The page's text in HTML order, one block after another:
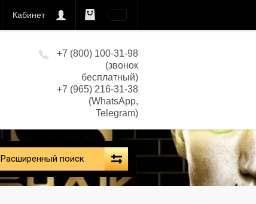
Кабинет
+7 (800) 100-31-98
(звонок
бесплатный)
+7 (965) 216-31-38
(WhatsApp,
Telegram)
Расширенный поиск